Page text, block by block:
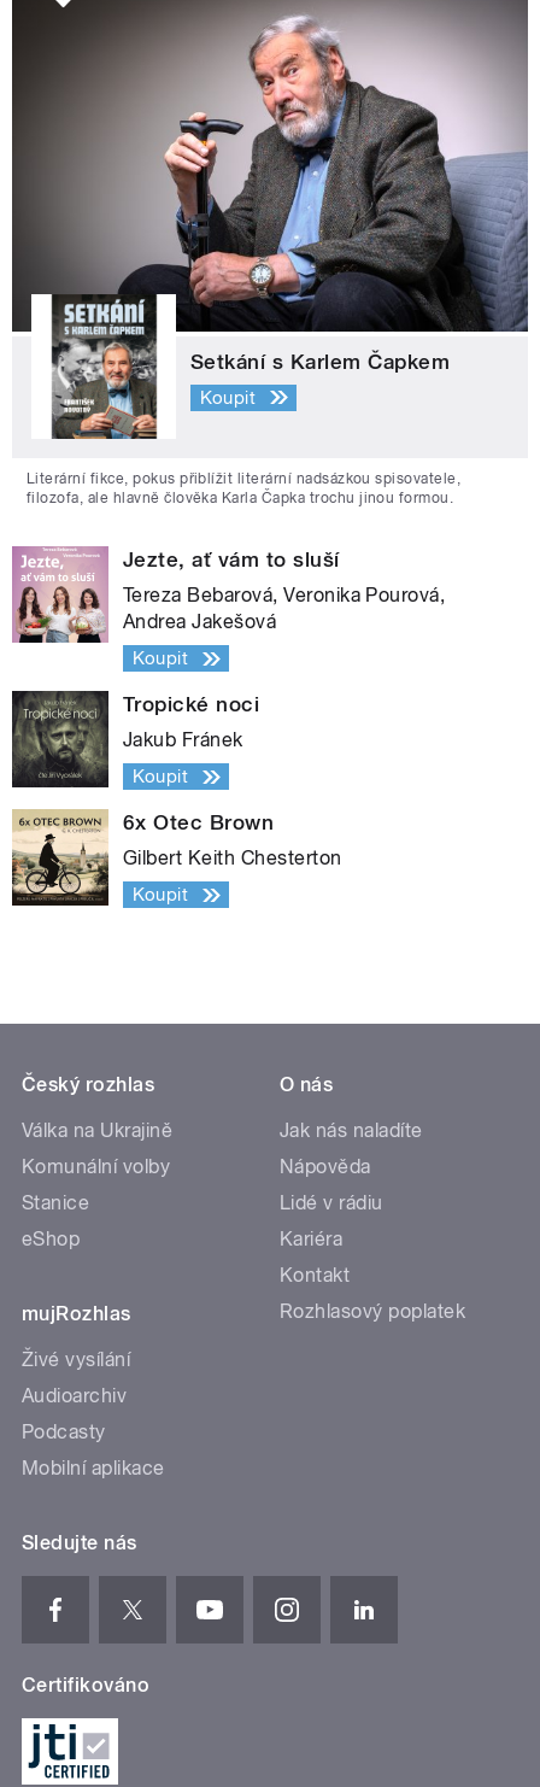
Setkání s Karlem Čapkem
Koupit
Literární fikce, pokus přiblížit literární nadsázkou spisovatele,
filozofa, ale hlavně člověka Karla Čapka trochu jinou formou.
Jezte, ať vám to sluší
Tereza Bebarová, Veronika Pourová,
Andrea Jakešová
Koupit
Tropické noci
Jakub Fránek
Koupit
6x Otec Brown
Gilbert Keith Chesterton
Koupit
Český rozhlas
Válka na Ukrajině
Komunální volby
Stanice
eShop
mujRozhlas
Živé vysílání
Audioarchiv
Podcasty
Mobilní aplikace
O nás
Jak nás naladíte
Nápověda
Lidé v rádiu
Kariéra
Kontakt
Rozhlasový poplatek
Sledujte nás
Certifikováno